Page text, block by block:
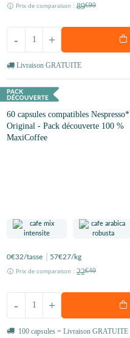
Prix de comparaison : 89€90
+
-
Livraison GRATUITE
60 capsules compatibles Nespresso*
Original - Pack découverte 100 %
MaxiCoffee
0€32/tasse 57€27/kg
Prix de comparaison : 22€40
+
-
100 capsules = Livraison GRATUITE